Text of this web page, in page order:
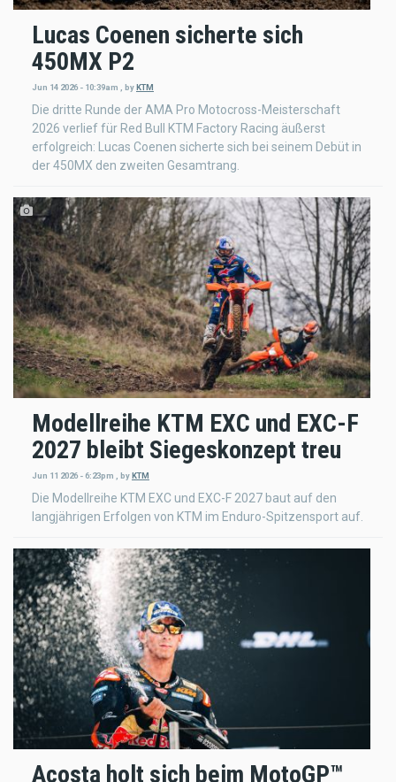
Lucas Coenen sicherte sich
450MX P2
Jun 14 2026 - 10:39am byKTM
Die dritte Runde der AMA Pro Motocross-Meisterschaft
2026 verlief für Red Bull KTM Factory Racing äußerst
erfolgreich: Lucas Coenen sicherte sich bei seinem Debüt in
der 450MX den zweiten Gesamtrang.
Modellreihe KTM EXC und EXC-F
2027 bleibt Siegeskonzept treu
Jun 11 2026 - 6:23pm byKTM
Die Modellreihe KTM EXC und EXC-F 2027 baut auf den
langjährigen Erfolgen von KTM im Enduro-Spitzensport auf.
Acosta holt sich beim MotoGP™